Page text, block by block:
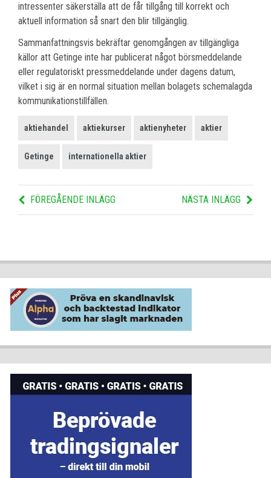
intressenter säkerställa att de får tillgång till korrekt och
aktuell information så snart den blir tillgänglig.
Sammanfattningsvis bekräftar genomgången av tillgängliga
källor att Getinge inte har publicerat något börsmeddelande
eller regulatoriskt pressmeddelande under dagens datum,
vilket i sig är en normal situation mellan bolagets schemalagda
kommunikationstillfällen.
aktiehandel aktiekurser aktienyheter aktier
Getinge internationella aktier
FÖREGÅENDE INLÄGG NÄSTA INLÄGG